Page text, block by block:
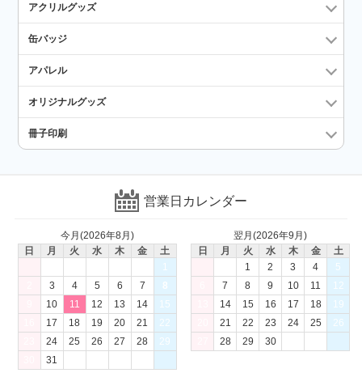
アクリルグッズ
缶バッジ
アパレル
オリジナルグッズ
冊子印刷
営業日カレンダー
今月(2026年8月)
日
月 火 水 木 金
土
1
3 4 5 6 7
8
10 11 12 13 14
15
17 18 19 20 21
22
24 25 26 27 28
29
31
翌月(2026年9月)
日
月 火 水 木 金
土
1
2 3 4
5
7 8 9 10 11
12
14 15 16 17 18
19
21 22 23 24 25
26
28 29 30